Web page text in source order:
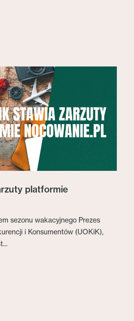
platformie
sezonu wakacyjnego Prezes
i Konsumentów (UOKiK),